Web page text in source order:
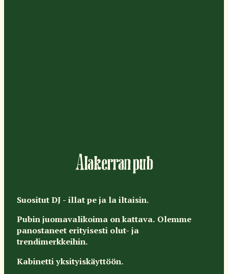
Alakerran pub
Suositut DJ - illat pe ja la iltaisin.
Pubin juomavalikoima on kattava. Olemme
panostaneet erityisesti olut- ja
trendimerkkeihin.
Kabinetti yksityiskäyttöön.